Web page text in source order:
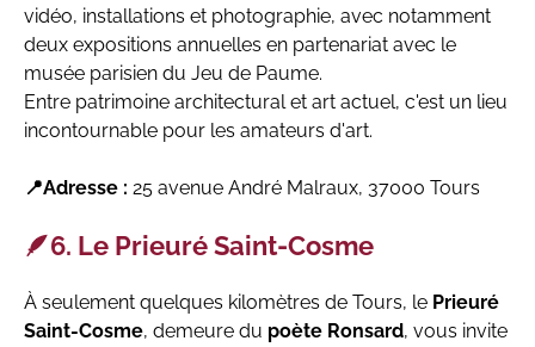
vidéo, installations et photographie, avec notamment
deux expositions annuelles en partenariat avec le
musée parisien du Jeu de Paume.
Entre patrimoine architectural et art actuel, c'est un lieu
incontournable pour les amateurs d'art.
📍Adresse : 25 avenue André Malraux, 37000 Tours
🪶6. Le Prieuré Saint-Cosme
À seulement quelques kilomètres de Tours, le Prieuré
Saint-Cosme, demeure du poète Ronsard, vous invite